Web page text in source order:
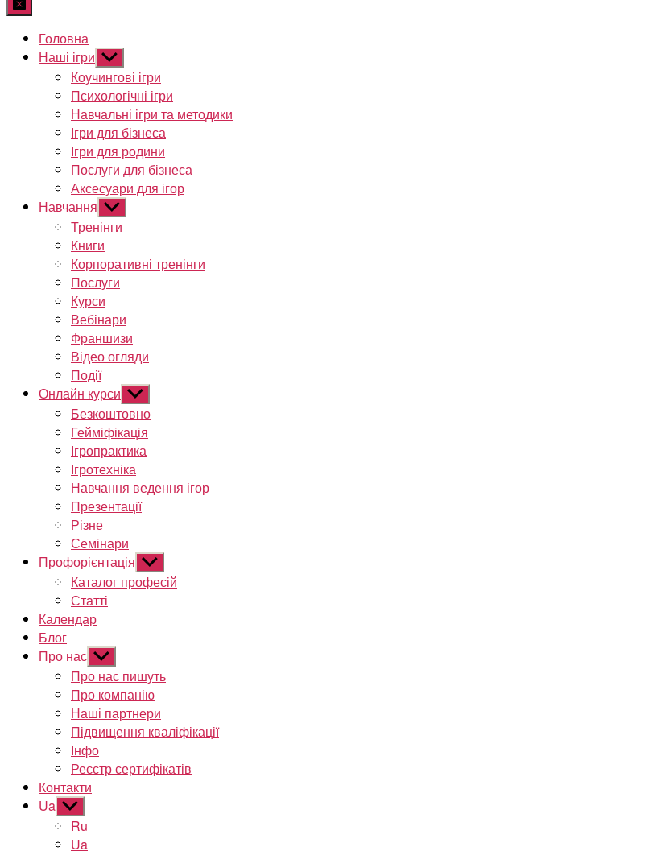
Головна
Наші ігри Показати
підменю
Коучингові ігри
Психологічні ігри
Навчальні ігри та методики
Ігри для бізнеса
Ігри для родини
Послуги для бізнеса
Аксесуари для ігор
Навчання Показати
підменю
Тренінги
Книги
Корпоративні тренінги
Послуги
Курси
Вебінари
Франшизи
Відео огляди
Події
Онлайн курси Показати
підменю
Безкоштовно
Гейміфікація
Ігропрактика
Ігротехніка
Навчання ведення ігор
Презентації
Різне
Семінари
Профорієнтація Показати
підменю
Каталог професій
Статті
Календар
Блог
Про нас Показати
підменю
Про нас пишуть
Про компанію
Наші партнери
Підвищення кваліфікації
Інфо
Реєстр сертифікатів
Контакти
Ua Показати
підменю
Ru
Ua